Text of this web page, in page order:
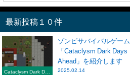
最新投稿１０件
Cataclysm Dark Day
ゾンビサバイバルゲーム
「Cataclysm Dark Days
Ahead」を紹介します
2025.02.14